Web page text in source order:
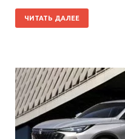
ЧИТАТЬ ДАЛЕЕ